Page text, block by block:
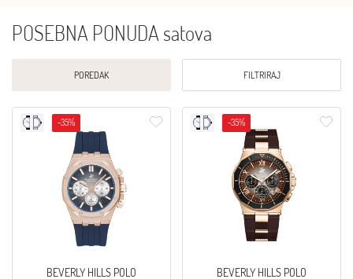
POSEBNA PONUDA satova
POREDAK FILTRIRAJ
-35%
BEVERLY HILLS POLO
-35%
BEVERLY HILLS POLO